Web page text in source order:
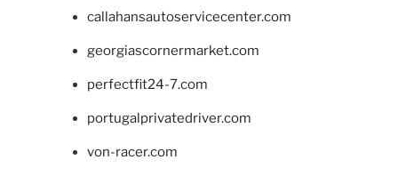
callahansautoservicecenter.com
georgiascornermarket.com
perfectfit24-7.com
portugalprivatedriver.com
von-racer.com